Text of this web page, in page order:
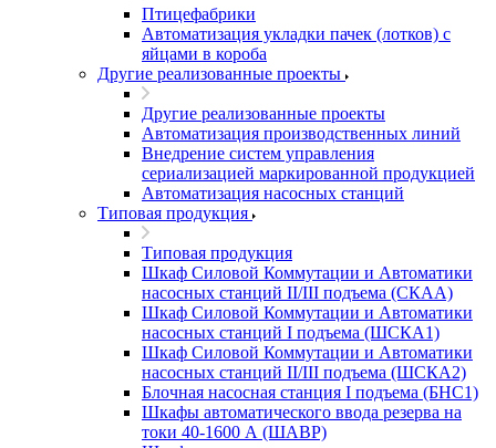
Птицефабрики
Автоматизация укладки пачек (лотков) с
яйцами в короба
Другие реализованные проекты
Другие реализованные проекты
Автоматизация производственных линий
Внедрение систем управления
сериализацией маркированной продукцией
Автоматизация насосных станций
Типовая продукция
Типовая продукция
Шкаф Силовой Коммутации и Автоматики
насосных станций II/III подъема (СКАА)
Шкаф Силовой Коммутации и Автоматики
насосных станций I подъема (ШСКА1)
Шкаф Силовой Коммутации и Автоматики
насосных станций II/III подъема (ШСКА2)
Блочная насосная станция I подъема (БНС1)
Шкафы автоматического ввода резерва на
токи 40-1600 А (ШАВР)